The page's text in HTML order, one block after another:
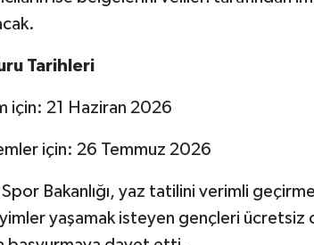
Tarihleri
için: 21 Haziran 2026
için: 26 Temmuz 2026
Bakanlığı, yaz tatilini verimli
yaşamak isteyen gençleri ücretsiz